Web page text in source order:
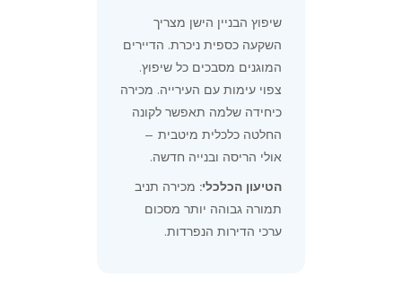
שיפוץ הבניין הישן מצריך
השקעה כספית ניכרת. הדיירים
המוגנים מסבכים כל שיפוץ.
צפוי עימות עם העירייה. מכירה
כיחידה שלמה תאפשר לקונה
החלטה כלכלית מיטבית —
אולי הריסה ובנייה חדשה.
הטיעון הכלכלי: מכירה תניב
תמורה גבוהה יותר מסכום
ערכי הדירות הנפרדות.